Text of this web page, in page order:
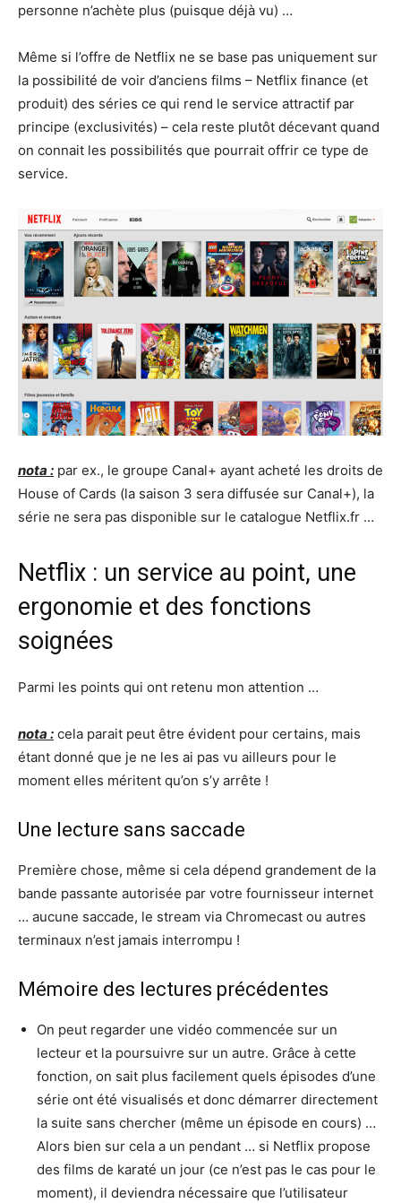
personne n’achète plus (puisque déjà vu) …
Même si l’offre de Netflix ne se base pas uniquement sur
la possibilité de voir d’anciens films – Netflix finance (et
produit) des séries ce qui rend le service attractif par
principe (exclusivités) – cela reste plutôt décevant quand
on connait les possibilités que pourrait offrir ce type de
service.
nota : par ex., le groupe Canal+ ayant acheté les droits de
House of Cards (la saison 3 sera diffusée sur Canal+), la
série ne sera pas disponible sur le catalogue Netflix.fr …
Netflix : un service au point, une
ergonomie et des fonctions
soignées
Parmi les points qui ont retenu mon attention …
nota : cela parait peut être évident pour certains, mais
étant donné que je ne les ai pas vu ailleurs pour le
moment elles méritent qu’on s’y arrête !
Une lecture sans saccade
Première chose, même si cela dépend grandement de la
bande passante autorisée par votre fournisseur internet
… aucune saccade, le stream via Chromecast ou autres
terminaux n’est jamais interrompu !
Mémoire des lectures précédentes
On peut regarder une vidéo commencée sur un
lecteur et la poursuivre sur un autre. Grâce à cette
fonction, on sait plus facilement quels épisodes d’une
série ont été visualisés et donc démarrer directement
la suite sans chercher (même un épisode en cours) …
Alors bien sur cela a un pendant … si Netflix propose
des films de karaté un jour (ce n’est pas le cas pour le
moment), il deviendra nécessaire que l’utilisateur